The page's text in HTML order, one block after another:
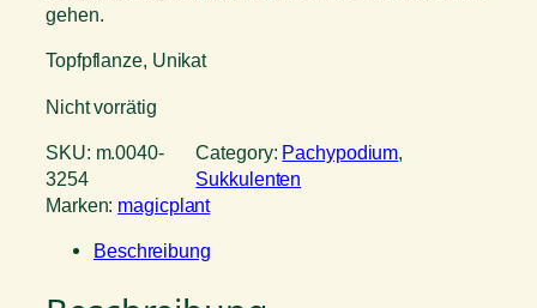
gehen.
Topfpflanze, Unikat
Nicht vorrätig
SKU: m.0040-
3254
Category: Pachypodium
Sukkulenten
Marken: magicplant
Beschreibung